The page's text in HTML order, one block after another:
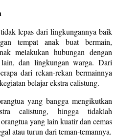
lepas dari lingkungannya baik
tempat anak buat bermain,
melakukan hubungan dengan
dan lingkungan warga. Dari
dari rekan-rekan bermainnya
belajar ekstra calistung.
yang bangga mengikutkan
calistung, hingga tidaklah
yang lain kuatir dan cemas
atau turun dari teman-temannya.